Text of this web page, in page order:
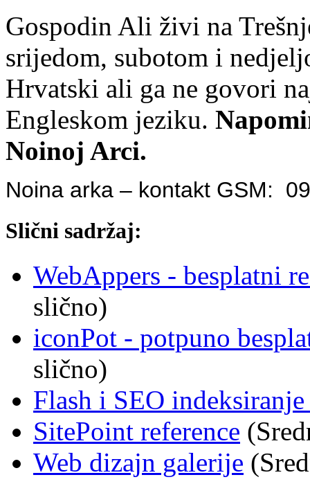
Gospodin Ali živi na
srijedom, subotom i
Hrvatski ali ga ne govori
Engleskom jeziku.
Noinoj Arci.
Noina arka – kontakt GSM:
Slični sadržaj:
WebAppers - besplatni
slično)
iconPot - potpuno
slično)
Flash i SEO
SitePoint reference
Web dizajn galerije